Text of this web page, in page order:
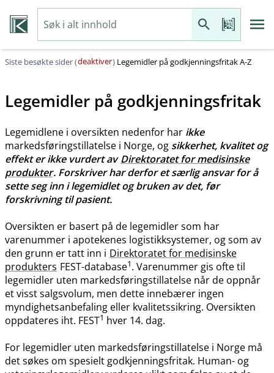
Siste besøkte sider (deaktiver) Legemidler på godkjenningsfritak A-Z
Legemidler på godkjenningsfritak
Legemidlene i oversikten nedenfor har ikke
markedsføringstillatelse i Norge, og sikkerhet, kvalitet og
effekt er ikke vurdert avDirektoratet for medisinske
produkter. Forskriver har derfor et særlig ansvar for å
sette seg inn i legemidlet og bruken av det, før
forskrivning til pasient.
Oversikten er basert på de legemidler som har
varenummer i apotekenes logistikksystemer, og som av
den grunn er tatt inn i Direktoratet for medisinske
produkters FEST-database1. Varenummer gis ofte til
legemidler uten markedsføringstillatelse når de oppnår
et visst salgsvolum, men dette innebærer ingen
myndighetsanbefaling eller kvalitetssikring. Oversikten
oppdateres iht. FEST1 hver 14. dag.
For legemidler uten markedsføringstillatelse i Norge må
det søkes om spesielt godkjenningsfritak. Human- og